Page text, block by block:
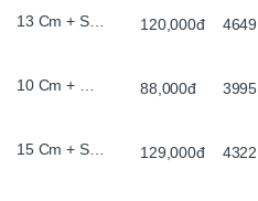
13 Cm + Sơn Đen, Đèn Le 120,000đ 4649
10 Cm + Đế Gỗ, Có Chân, Đèn Le 88,000đ 3995
15 Cm + Sơn Trắng , Đèn Le 129,000đ 4322